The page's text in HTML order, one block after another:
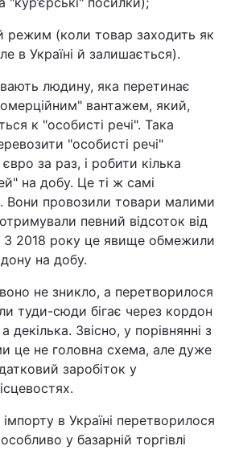
режим (коли товар заходить як
в Україні й залишається).
людину, яка перетинає
вантажем, який,
к "особисті речі". Така
"особисті речі"
за раз, і робити кілька
на добу. Це ті ж самі
Вони провозили товари малими
певний відсоток від
З 2018 року це явище обмежили
на добу.
не зникло, а перетворилося
туди-сюди бігає через кордон
Звісно, у порівнянні з
це не головна схема, але дуже
заробіток у
в Україні перетворилося
особливо у базарній торгівлі